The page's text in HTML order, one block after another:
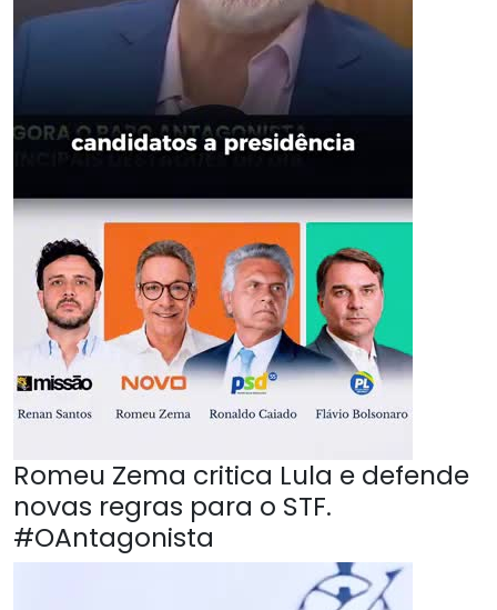
Romeu Zema critica Lula e defende
novas regras para o STF.
#OAntagonista